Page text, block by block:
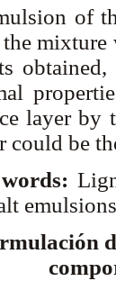
of
mixture
layer by
could be